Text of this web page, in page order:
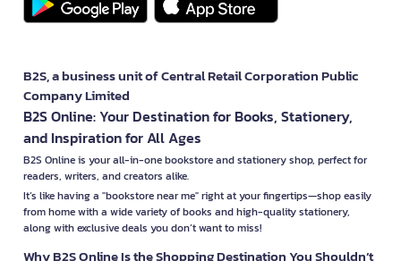
B2S, a business unit of Central Retail Corporation Public
Company Limited
B2S Online: Your Destination for Books, Stationery,
and Inspiration for All Ages
B2S Online is your all-in-one bookstore and stationery shop, perfect for
readers, writers, and creators alike.
It’s like having a "bookstore near me" right at your fingertips—shop easily
from home with a wide variety of books and high-quality stationery,
along with exclusive deals you don’t want to miss!
Why B2S Online Is the Shopping Destination You Shouldn’t